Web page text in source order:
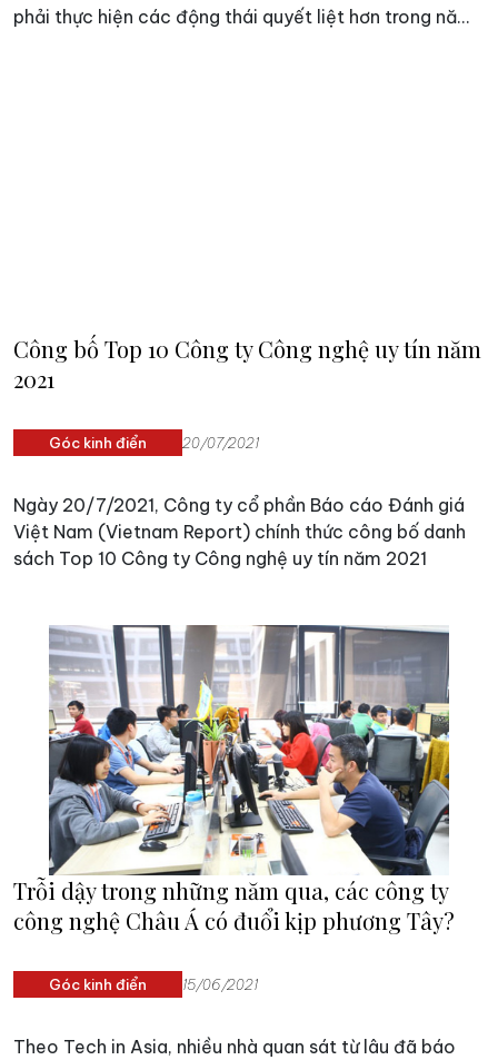
phải thực hiện các động thái quyết liệt hơn trong năm
Công bố Top 10 Công ty Công nghệ uy tín năm
2021
Góc kinh điển 20/07/2021
Ngày 20/7/2021, Công ty cổ phần Báo cáo Đánh giá
Việt Nam (Vietnam Report) chính thức công bố danh
sách Top 10 Công ty Công nghệ uy tín năm 2021
Trỗi dậy trong những năm qua, các công ty
công nghệ Châu Á có đuổi kịp phương Tây?
Góc kinh điển 15/06/2021
Theo Tech in Asia, nhiều nhà quan sát từ lâu đã báo